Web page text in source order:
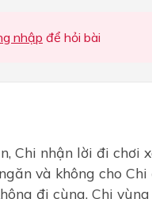
nhập để hỏi bài
Chi nhận lời đi chơi
và không cho
đi cùng. Chi